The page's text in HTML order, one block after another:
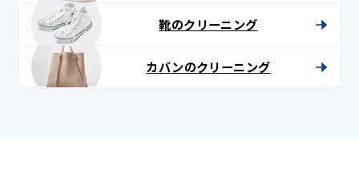
靴のクリーニング
カバンのクリーニング